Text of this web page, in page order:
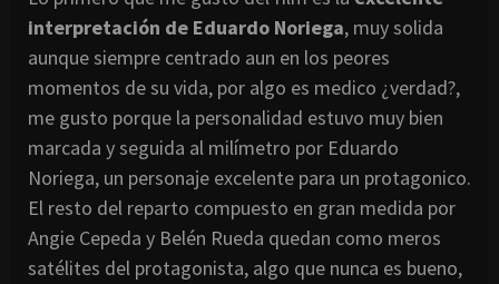
interpretación de Eduardo Noriega, muy solida
aunque siempre centrado aun en los peores
momentos de su vida, por algo es medico ¿verdad?,
me gusto porque la personalidad estuvo muy bien
marcada y seguida al milímetro por Eduardo
Noriega, un personaje excelente para un protagonico.
El resto del reparto compuesto en gran medida por
Angie Cepeda y Belén Rueda quedan como meros
satélites del protagonista, algo que nunca es bueno,